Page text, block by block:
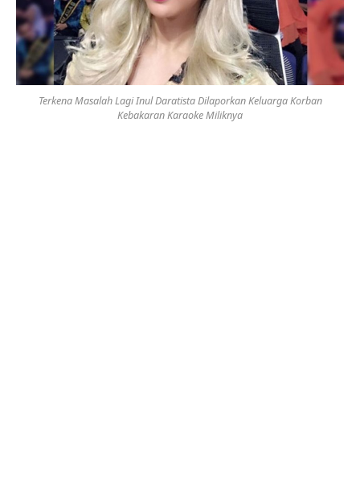
Terkena Masalah Lagi Inul Daratista Dilaporkan Keluarga Korban
Kebakaran Karaoke Miliknya